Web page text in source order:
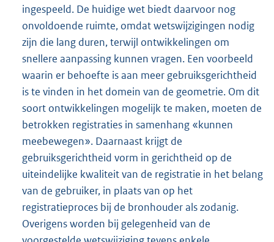
ingespeeld. De huidige wet biedt daarvoor nog
onvoldoende ruimte, omdat wetswijzigingen nodig
zijn die lang duren, terwijl ontwikkelingen om
snellere aanpassing kunnen vragen. Een voorbeeld
waarin er behoefte is aan meer gebruiksgerichtheid
is te vinden in het domein van de geometrie. Om dit
soort ontwikkelingen mogelijk te maken, moeten de
betrokken registraties in samenhang «kunnen
meebewegen». Daarnaast krijgt de
gebruiksgerichtheid vorm in gerichtheid op de
uiteindelijke kwaliteit van de registratie in het belang
van de gebruiker, in plaats van op het
registratieproces bij de bronhouder als zodanig.
Overigens worden bij gelegenheid van de